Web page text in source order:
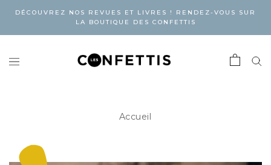
DÉCOUVREZ NOS REVUES ET LIVRES ! RENDEZ-VOUS SUR
LA BOUTIQUE DES CONFETTIS
Accueil